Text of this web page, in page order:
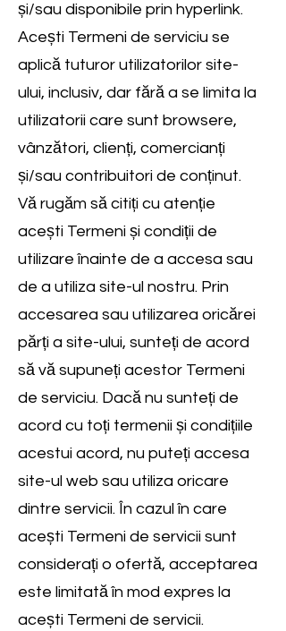
și/sau disponibile prin hyperlink.
Acești Termeni de serviciu se
aplică tuturor utilizatorilor site-
ului, inclusiv, dar fără a se limita la
utilizatorii care sunt browsere,
vânzători, clienți, comercianți
și/sau contribuitori de conținut.
Vă rugăm să citiți cu atenție
acești Termeni și condiții de
utilizare înainte de a accesa sau
de a utiliza site-ul nostru. Prin
accesarea sau utilizarea oricărei
părți a site-ului, sunteți de acord
să vă supuneți acestor Termeni
de serviciu. Dacă nu sunteți de
acord cu toți termenii și condițiile
acestui acord, nu puteți accesa
site-ul web sau utiliza oricare
dintre servicii. În cazul în care
acești Termeni de servicii sunt
considerați o ofertă, acceptarea
este limitată în mod expres la
acești Termeni de servicii.